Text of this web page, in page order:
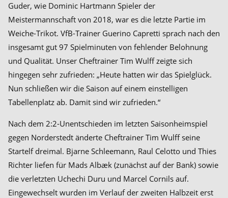
Guder, wie Dominic Hartmann Spieler der
Meistermannschaft von 2018, war es die letzte Partie im
Weiche-Trikot. VfB-Trainer Guerino Capretti sprach nach den
insgesamt gut 97 Spielminuten von fehlender Belohnung
und Qualität. Unser Cheftrainer Tim Wulff zeigte sich
hingegen sehr zufrieden: „Heute hatten wir das Spielglück.
Nun schließen wir die Saison auf einem einstelligen
Tabellenplatz ab. Damit sind wir zufrieden.“
Nach dem 2:2-Unentschieden im letzten Saisonheimspiel
gegen Norderstedt änderte Cheftrainer Tim Wulff seine
Startelf dreimal. Bjarne Schleemann, Raul Celotto und Thies
Richter liefen für Mads Albæk (zunächst auf der Bank) sowie
die verletzten Uchechi Duru und Marcel Cornils auf.
Eingewechselt wurden im Verlauf der zweiten Halbzeit erst